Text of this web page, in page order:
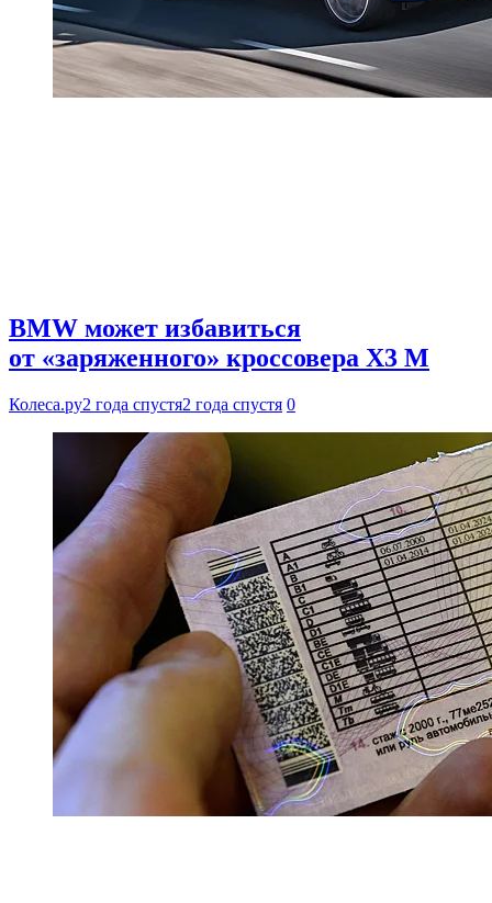
BMW может избавиться
от «заряженного» кроссовера X3 M
Колеса.ру2 года спустя2 года спустя 0